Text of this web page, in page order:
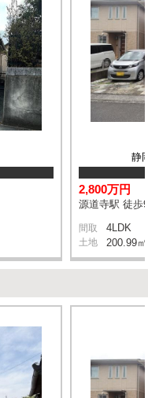
静
2,800万円
源道寺駅 徒歩
間取 4LDK
土地 200.99㎡